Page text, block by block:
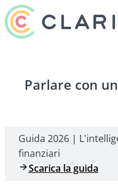
Parlare con
Guida 2026 |
finanziari
Scarica la guida